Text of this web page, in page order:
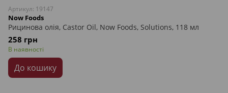
Артикул: 19147
Now Foods
Рицинова олія, Castor Oil, Now Foods, Solutions, 118 мл
258 грн
В наявності
До кошику